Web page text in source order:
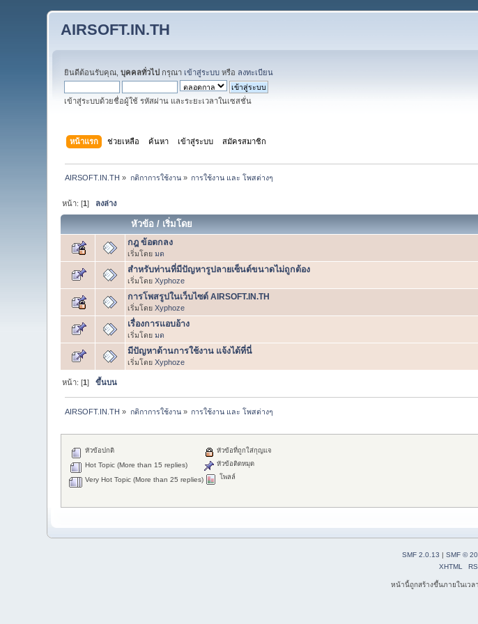
AIRSOFT.IN.TH
ยินดีต้อนรับคุณ,บุคคลทั่วไป กรุณา เข้าสู่ระบบ หรือ ลงทะเบียน
เข้าสู่ระบบด้วยชื่อผู้ใช้ รหัสผ่าน และระยะเวลาในเซสชั่น
หน้าแรก ช่วยเหลือ ค้นหา เข้าสู่ระบบ สมัครสมาชิก
AIRSOFT.IN.TH » กติกาการใช้งาน» การใช้งาน และ โพสต่างๆ
หน้า: [1] ลงล่าง
หัวข้อ / เริ่มโดย
กฎ ข้อตกลง
เริ่มโดยมด
สำหรับท่านที่มีปัญหารูปลายเซ็นต์ขนาดไม่ถูกต้อง
เริ่มโดยXyphoze
การโพสรูปในเว็บไซต์ AIRSOFT.IN.TH
เริ่มโดยXyphoze
เรื่องการแอบอ้าง
เริ่มโดยมด
มีปัญหาด้านการใช้งาน แจ้งได้ที่นี่
เริ่มโดยXyphoze
หน้า: [1]ขึ้นบน
AIRSOFT.IN.TH » กติกาการใช้งาน» การใช้งาน และ โพสต่างๆ
หัวข้อปกติ
Hot Topic (More than 15 replies)
Very Hot Topic (More than 25 replies)
หัวข้อที่ถูกใส่กุญแจ
หัวข้อติดหมุด
โพลล์
SMF 2.0.13 | SMF ©
XHTML
หน้านี้ถูกสร้างขึ้นภายในเว